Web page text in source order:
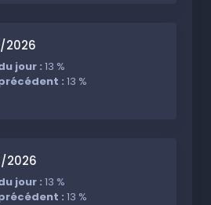
jour :13 %
:13 %
2026
jour :13 %
:13 %